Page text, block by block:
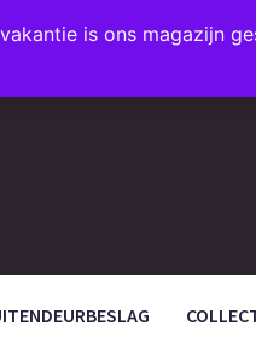
is ons magazijn